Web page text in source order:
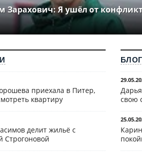
Зарахович: Я ушёл от
приехала в Питер,
квартиру
делит жильё с
Строгоновой
свою